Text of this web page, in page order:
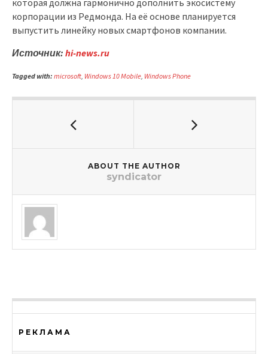
которая должна гармонично дополнить экосистему
корпорации из Редмонда. На её основе планируется
выпустить линейку новых смартфонов компании.
Источник: hi-news.ru
Tagged with: microsoft, Windows 10 Mobile, Windows Phone
ABOUT THE AUTHOR
syndicator
РЕКЛАМА